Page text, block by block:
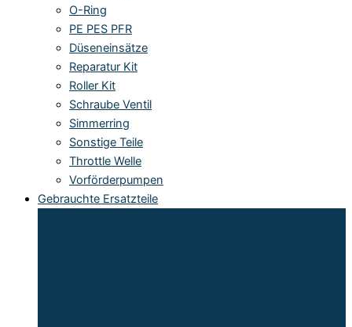
O-Ring
PE PES PFR
Düseneinsätze
Reparatur Kit
Roller Kit
Schraube Ventil
Simmerring
Sonstige Teile
Throttle Welle
Vorförderpumpen
Gebrauchte Ersatzteile